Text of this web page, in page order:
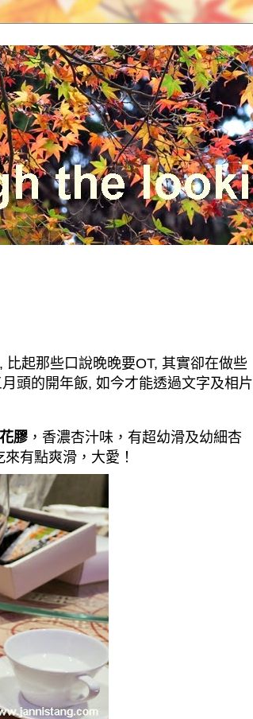
, 比起那些口說晚晚要OT, 其實卻在做些
月頭的開年飯, 如今才能透過文字及相片
膠 ，香濃杏汁味 ， 有超幼滑及幼細杏
有點爽滑，大愛！